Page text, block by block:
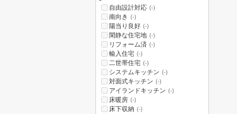
自由設計対応 (-)
南向き (-)
陽当り良好 (-)
閑静な住宅地 (-)
リフォーム済 (-)
輸入住宅 (-)
二世帯住宅 (-)
システムキッチン (-)
対面式キッチン (-)
アイランドキッチン (-)
床暖房 (-)
床下収納 (-)